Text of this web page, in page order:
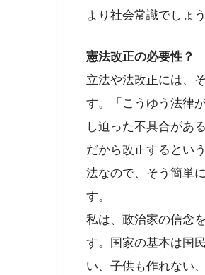
より社会常識でしょう
憲法改正の必要性？
立法や法改正には、
す。「こうゆう法律
し迫った不具合があ
だから改正するとい
法なので、そう簡単
す。
私は、政治家の信念
す。国家の基本は国
い、子供も作れない